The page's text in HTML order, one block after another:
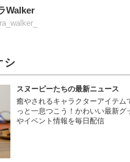
Walker
シ
スヌーピーたちの最新ニュース
癒やされるキャラクターアイテム
っと一息つこう！かわいい最新グ
やイベント情報を毎日配信